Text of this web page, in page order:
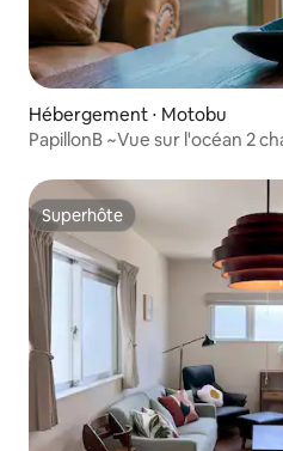
Hébergement ⋅ Motobu
PapillonB ~Vue sur l'océan 2
Superhôte
Superhôte